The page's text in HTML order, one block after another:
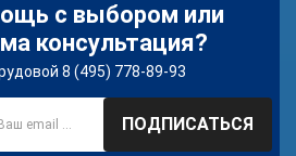
с выбором или
консультация?
8 (495) 778-89-93
ПОДПИСАТЬСЯ